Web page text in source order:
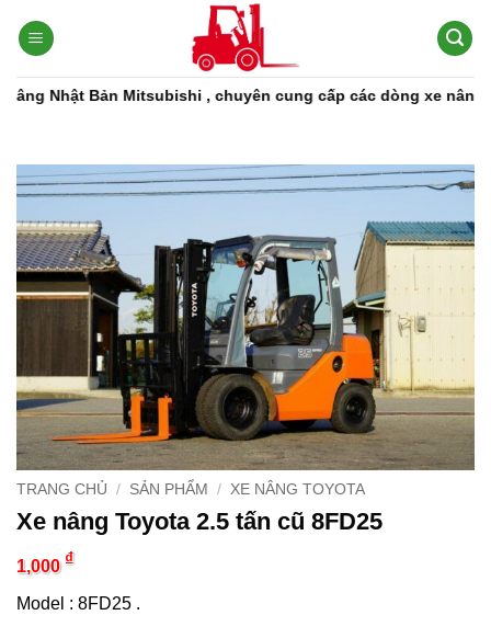
qua
dung Mitsubishi , chuyên cung cấp các dòng xe nâng, phụ
TRANG CHỦ / SẢN PHẨM / XE NÂNG TOYOTA
Xe nâng Toyota 2.5 tấn cũ 8FD25
1,000 ₫
Model : 8FD25 .